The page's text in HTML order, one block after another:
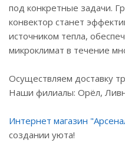
под конкретные задачи.
конвектор станет
источником тепла,
микроклимат в течение
Осуществляем доставку
Наши филиалы: Орёл,
Интернет магазин
создании уюта!